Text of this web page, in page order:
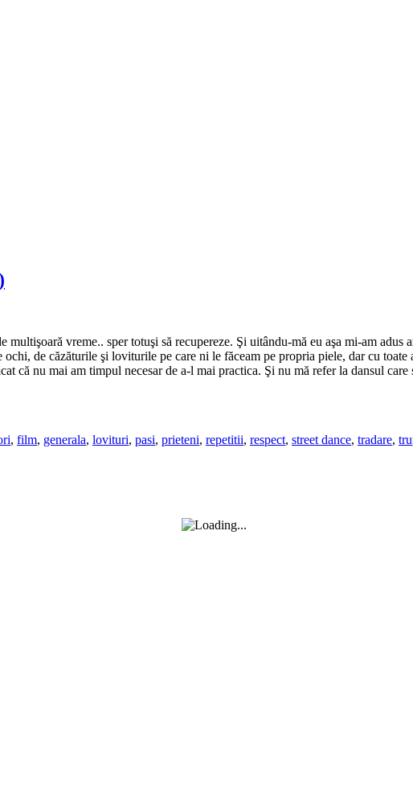
multişoară vreme.. sper totuşi să recupereze. Şi uitându-mă eu aşa mi-am adus
de căzăturile şi loviturile pe care ni le făceam pe propria piele, dar cu toate
că nu mai am timpul necesar de a-l mai practica. Şi nu mă refer la dansul
, film, generala, lovituri, pasi, prieteni, repetitii, respect, street dance, tradare,